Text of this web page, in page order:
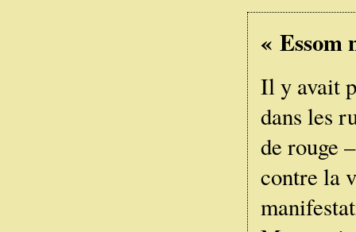
« Essom
Il y avait
dans les
de rouge
contre la